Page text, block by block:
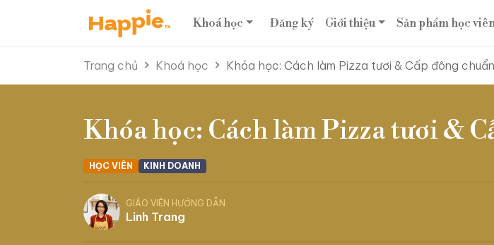
Khoá học Đăng ký Giới thiệu Sản phẩm học
Trang chủ Khoá học Khóa học: Cách làm Pizza tươi & Cấp đông
Khóa học: Cách làm Pizza tươi &
HỌC VIÊN KINH DOANH
GIÁO VIÊN HƯỚNG DẪN
Linh Trang